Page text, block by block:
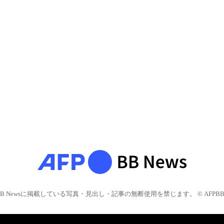
Newsに掲載している写真・見出し・記事の無断使用を禁じます。 © AFPBB